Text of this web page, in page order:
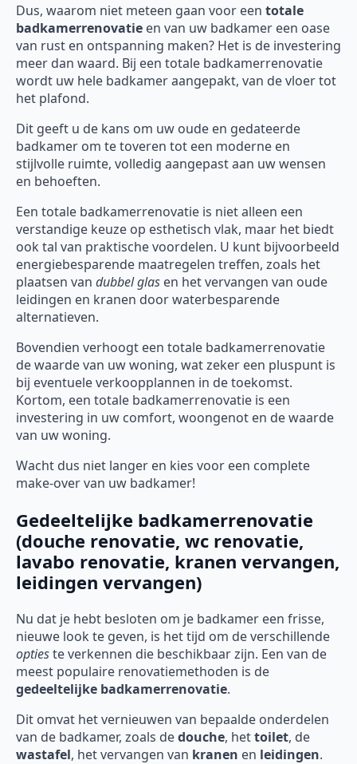
Dus, waarom niet meteen gaan voor een totale
badkamerrenovatie en van uw badkamer een oase
van rust en ontspanning maken? Het is de investering
meer dan waard. Bij een totale badkamerrenovatie
wordt uw hele badkamer aangepakt, van de vloer tot
het plafond.
Dit geeft u de kans om uw oude en gedateerde
badkamer om te toveren tot een moderne en
stijlvolle ruimte, volledig aangepast aan uw wensen
en behoeften.
Een totale badkamerrenovatie is niet alleen een
verstandige keuze op esthetisch vlak, maar het biedt
ook tal van praktische voordelen. U kunt bijvoorbeeld
energiebesparende maatregelen treffen, zoals het
plaatsen van dubbel glas en het vervangen van oude
leidingen en kranen door waterbesparende
alternatieven.
Bovendien verhoogt een totale badkamerrenovatie
de waarde van uw woning, wat zeker een pluspunt is
bij eventuele verkoopplannen in de toekomst.
Kortom, een totale badkamerrenovatie is een
investering in uw comfort, woongenot en de waarde
van uw woning.
Wacht dus niet langer en kies voor een complete
make-over van uw badkamer!
Gedeeltelijke badkamerrenovatie
(douche renovatie, wc renovatie,
lavabo renovatie, kranen vervangen,
leidingen vervangen)
Nu dat je hebt besloten om je badkamer een frisse,
nieuwe look te geven, is het tijd om de verschillende
optieste verkennen die beschikbaar zijn. Een van de
meest populaire renovatiemethoden is de
gedeeltelijke badkamerrenovatie.
Dit omvat het vernieuwen van bepaalde onderdelen
van de badkamer, zoals dedouche, hettoilet, de
wastafel, het vervangen van kranen en leidingen.